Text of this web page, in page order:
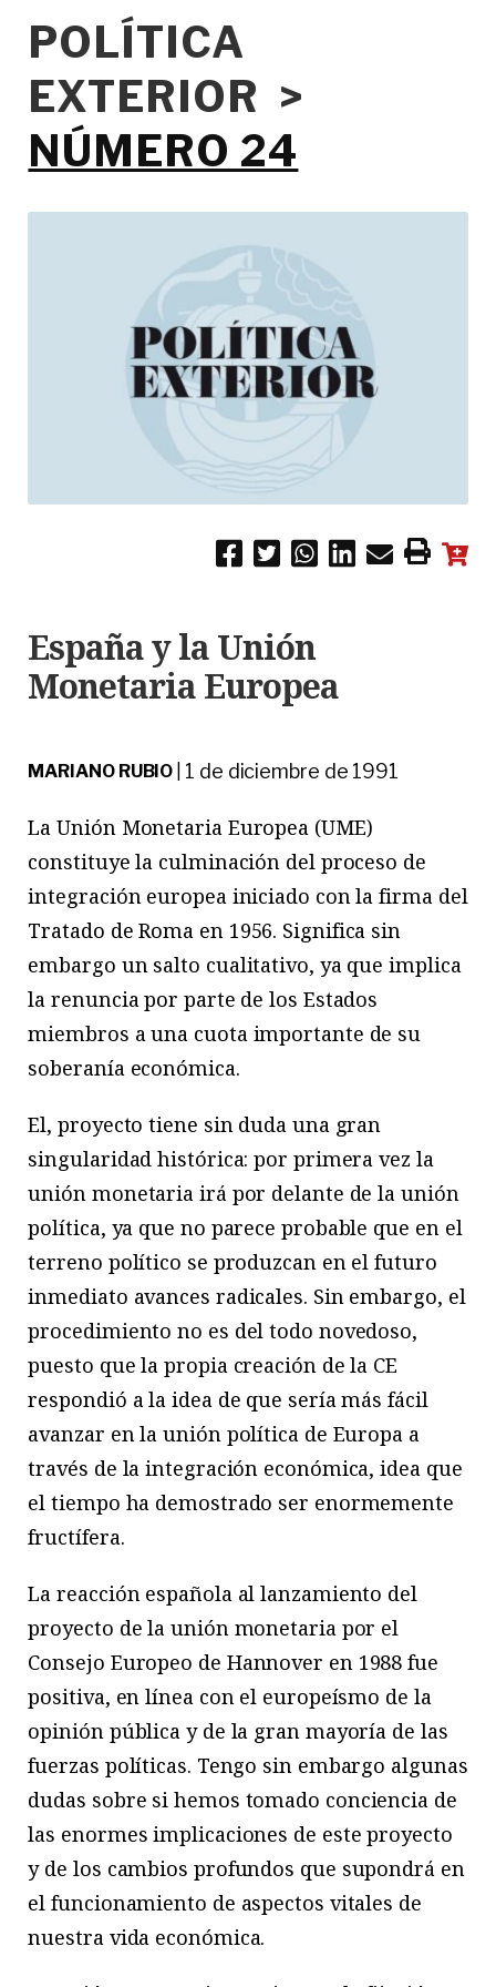
POLÍTICA
EXTERIOR >
NÚMERO 24
España y la Unión
Monetaria Europea
MARIANO RUBIO 1 de diciembre de 1991
La Unión Monetaria Europea (UME)
constituye la culminación del proceso de
integración europea iniciado con la firma del
Tratado de Roma en 1956. Significa sin
embargo un salto cualitativo, ya que implica
la renuncia por parte de los Estados
miembros a una cuota importante de su
soberanía económica.
El, proyecto tiene sin duda una gran
singularidad histórica: por primera vez la
unión monetaria irá por delante de la unión
política, ya que no parece probable que en el
terreno político se produzcan en el futuro
inmediato avances radicales. Sin embargo, el
procedimiento no es del todo novedoso,
puesto que la propia creación de la CE
respondió a la idea de que sería más fácil
avanzar en la unión política de Europa a
través de la integración económica, idea que
el tiempo ha demostrado ser enormemente
fructífera.
La reacción española al lanzamiento del
proyecto de la unión monetaria por el
Consejo Europeo de Hannover en 1988 fue
positiva, en línea con el europeísmo de la
opinión pública y de la gran mayoría de las
fuerzas políticas. Tengo sin embargo algunas
dudas sobre si hemos tomado conciencia de
las enormes implicaciones de este proyecto
y de los cambios profundos que supondrá en
el funcionamiento de aspectos vitales de
nuestra vida económica.